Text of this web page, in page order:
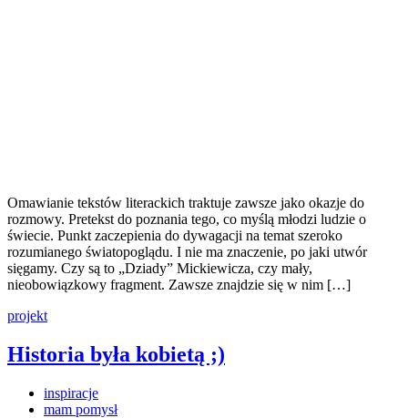
Omawianie tekstów literackich traktuje zawsze jako okazje do
rozmowy. Pretekst do poznania tego, co myślą młodzi ludzie o
świecie. Punkt zaczepienia do dywagacji na temat szeroko
rozumianego światopoglądu. I nie ma znaczenie, po jaki utwór
sięgamy. Czy są to „Dziady” Mickiewicza, czy mały,
nieobowiązkowy fragment. Zawsze znajdzie się w nim […]
projekt
Historia była kobietą ;)
inspiracje
mam pomysł